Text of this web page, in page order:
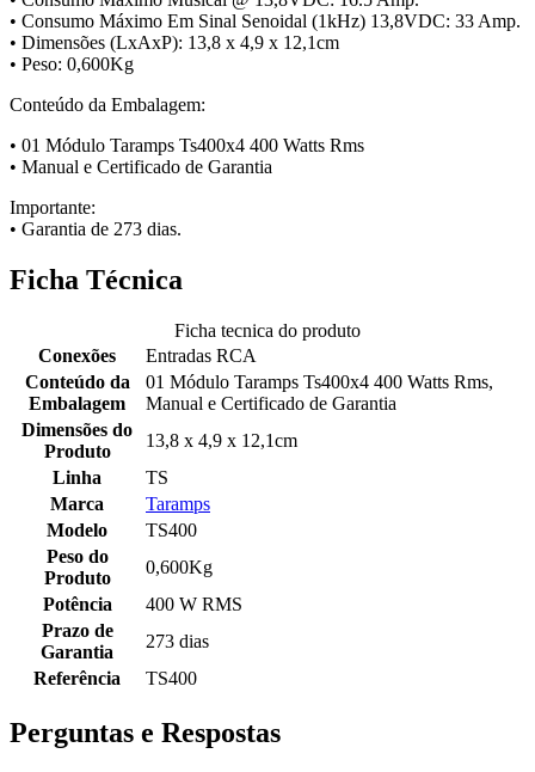
• Consumo Máximo Em Sinal Senoidal (1kHz) 13,8VDC: 33 Amp.
• Dimensões (LxAxP): 13,8 x 4,9 x 12,1cm
• Peso: 0,600Kg
Conteúdo da Embalagem:
• 01 Módulo Taramps Ts400x4 400 Watts Rms
• Manual e Certificado de Garantia
Importante:
• Garantia de 273 dias.
Ficha Técnica
Ficha tecnica do produto
Conexões
Entradas RCA
Conteúdo da
Embalagem
01 Módulo Taramps Ts400x4 400 Watts Rms,
Manual e Certificado de Garantia
Dimensões do
Produto
13,8 x 4,9 x 12,1cm
Linha
TS
Marca
Taramps
Modelo
TS400
Peso do
Produto
0,600Kg
Potência
400 W RMS
Prazo de
Garantia
273 dias
Referência
TS400
Perguntas e Respostas